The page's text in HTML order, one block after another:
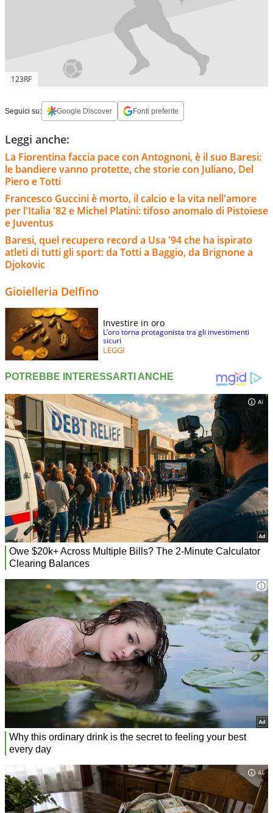
123RF
Seguici su: Google Discover Fonti preferite
Leggi anche:
La Fiorentina faccia pace con Antognoni, è il suo Baresi:
le bandiere vanno protette, che storie con Juliano, Del
Piero e Totti
Francesco Guccini è morto, il calcio e la vita nell'amore
per l'Italia '82 e Michel Platini: tifoso anomalo di Pistoiese
e Juventus
Baresi, quel recupero record a Usa '94 che ha ispirato
atleti di tutti gli sport: da Totti a Baggio, da Brignone a
Djokovic
Gioielleria Delfino
Investire in oro
L’oro torna protagonista tra gli investimenti
sicuri
LEGGI